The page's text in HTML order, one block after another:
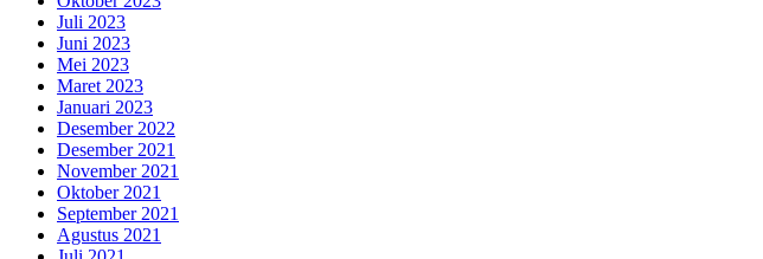
Juli 2023
Juni 2023
Mei 2023
Maret 2023
Januari 2023
Desember 2022
Desember 2021
November 2021
Oktober 2021
September 2021
Agustus 2021